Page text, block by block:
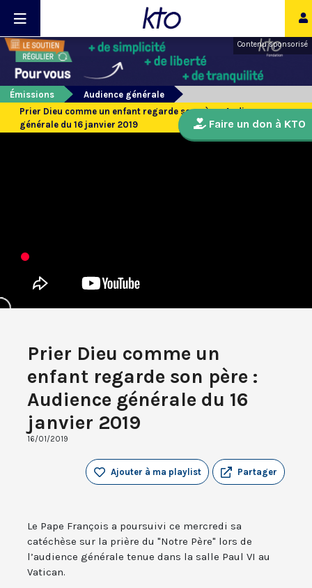
Contenu sponsorisé
Émissions
Audience générale
Prier Dieu comme un enfant regarde son père : Audience
générale du 16 janvier 2019
Prier Dieu comme un
enfant regarde son père :
Audience générale du 16
janvier 2019
16/01/2019
Partager
Ajouter à ma playlist
Le Pape François a poursuivi ce mercredi sa
catéchèse sur la prière du "Notre Père" lors de
l’audience générale tenue dans la salle Paul VI au
Vatican.
Faire un don à KTO